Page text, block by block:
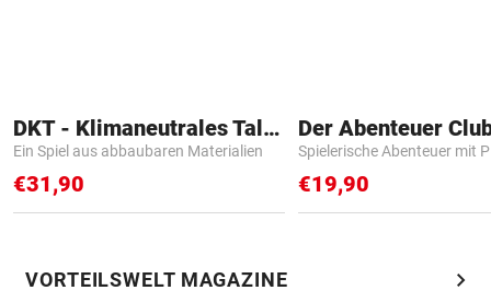
DKT - Klimaneutrales Talent
Ein Spiel aus abbaubaren Materialien
€31,90
Der Abenteuer
Spielerische Abenteuer mit
€19,90
VORTEILSWELT MAGAZINE chevron_right